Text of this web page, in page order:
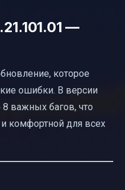
—
которое
ошибки. В версии
важных багов, что
комфортной для всех